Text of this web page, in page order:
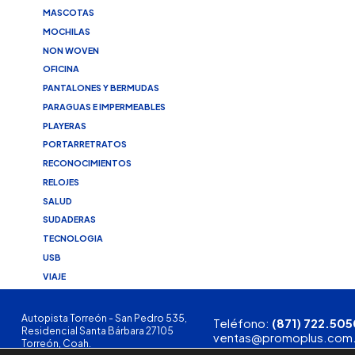
MASCOTAS
MOCHILAS
NON WOVEN
OFICINA
PANTALONES Y BERMUDAS
PARAGUAS E IMPERMEABLES
PLAYERAS
PORTARRETRATOS
RECONOCIMIENTOS
RELOJES
SALUD
SUDADERAS
TECNOLOGIA
USB
VIAJE
Autopista Torreón - San Pedro 535,
Residencial Santa Bárbara 27105
Torreón, Coah.
Teléfono: (871)